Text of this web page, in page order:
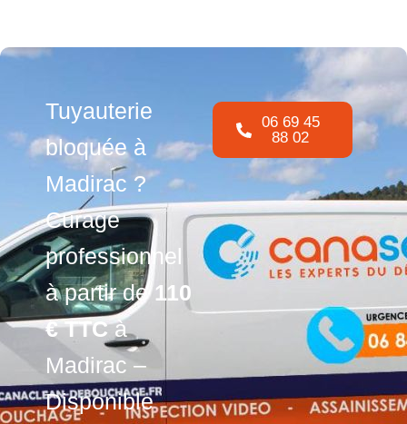
Tuyauterie
bloquée à
Madirac ?
Curage
professionnel
à partir de110
€ TTCà
Madirac –
Disponible
06 69 45
88 02